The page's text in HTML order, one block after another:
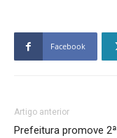
Facebook
Artigo anterior
Prefeitura promove 2ª